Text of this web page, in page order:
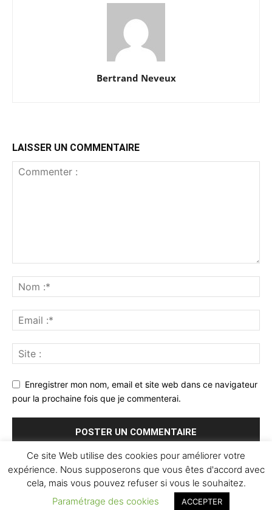
Bertrand Neveux
LAISSER UN COMMENTAIRE
Enregistrer mon nom, email et site web dans ce navigateur
pour la prochaine fois que je commenterai.
© Newspaper WordPress Theme by TagDiv
Ce site Web utilise des cookies pour améliorer votre
expérience. Nous supposerons que vous êtes d'accord avec
cela, mais vous pouvez refuser si vous le souhaitez.
Paramétrage des cookies
ACCEPTER